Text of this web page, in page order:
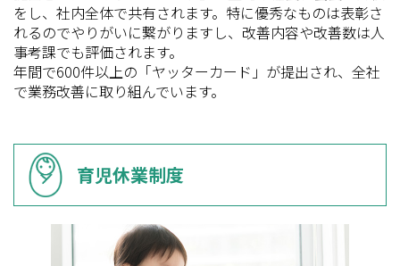
をし、社内全体で共有されます。特に優秀なものは表彰さ
れるのでやりがいに繋がりますし、改善内容や改善数は人
事考課でも評価されます。
年間で600件以上の「ヤッターカード」が提出され、全社
で業務改善に取り組んでいます。
育児休業制度